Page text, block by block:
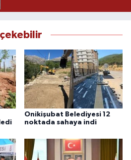
Onikişubat Belediyesi 12
noktada sahaya indi